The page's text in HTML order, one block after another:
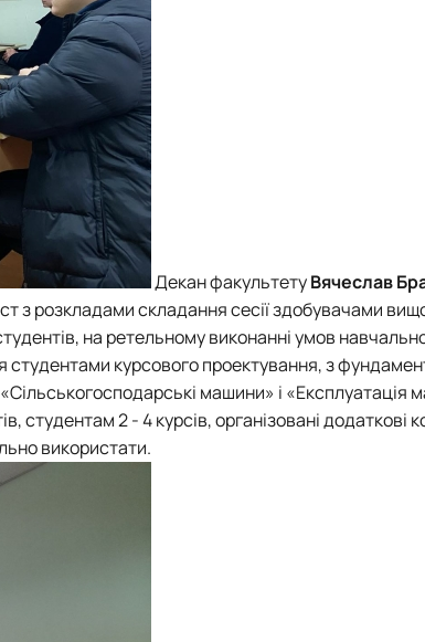
Декан факультетуВячеслав
з розкладами складання сесії здобувачами
на ретельному виконанні умов
студентами курсового проектування, з
машини» і «Експлуатація
2 - 4 курсів, організовані додаткові
використати.